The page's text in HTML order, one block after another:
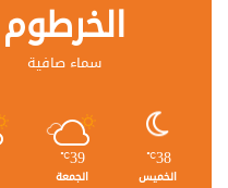
الخرطوم
سماء صافية
38
℃
الخميس
39
℃
الجمعة